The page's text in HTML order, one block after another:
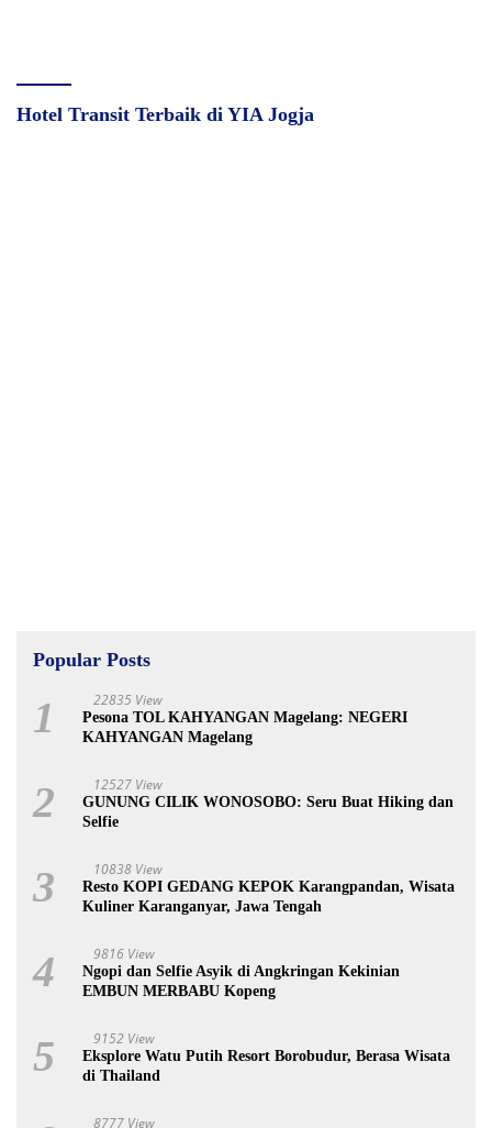
Hotel Transit Terbaik di YIA Jogja
Popular Posts
1 22835 View
Pesona TOL KAHYANGAN Magelang: NEGERI
KAHYANGAN Magelang
2 12527 View
GUNUNG CILIK WONOSOBO: Seru Buat Hiking dan
Selfie
3 10838 View
Resto KOPI GEDANG KEPOK Karangpandan, Wisata
Kuliner Karanganyar, Jawa Tengah
4 9816 View
Ngopi dan Selfie Asyik di Angkringan Kekinian
EMBUN MERBABU Kopeng
5 9152 View
Eksplore Watu Putih Resort Borobudur, Berasa Wisata
di Thailand
8777 View